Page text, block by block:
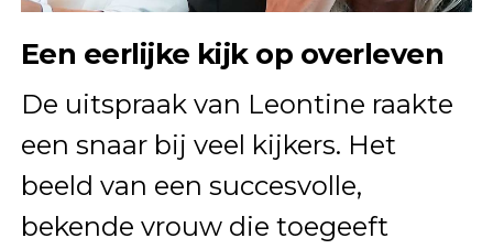
Een eerlijke kijk op overleven
De uitspraak van Leontine raakte
een snaar bij veel kijkers. Het
beeld van een succesvolle,
bekende vrouw die toegeeft